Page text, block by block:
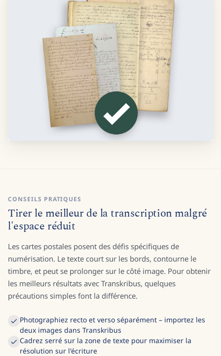
CONSEILS PRATIQUES
Tirer le meilleur de la transcription malgré
l'espace réduit
Les cartes postales posent des défis spécifiques de
numérisation. Le texte court sur les bords, contourne le
timbre, et peut se prolonger sur le côté image. Pour obtenir
les meilleurs résultats avec Transkribus, quelques
précautions simples font la différence.
Photographiez recto et verso séparément – importez les
deux images dans Transkribus
Cadrez serré sur la zone de texte pour maximiser la
résolution sur l'écriture